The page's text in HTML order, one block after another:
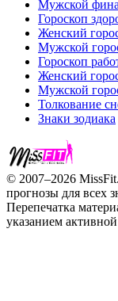
Мужской
Гороскоп
Женский
Мужской
Гороскоп
Женский
Мужской
Толкование
Знаки зодиака
© 2007–2026
прогнозы для всех
Перепечатка
указанием